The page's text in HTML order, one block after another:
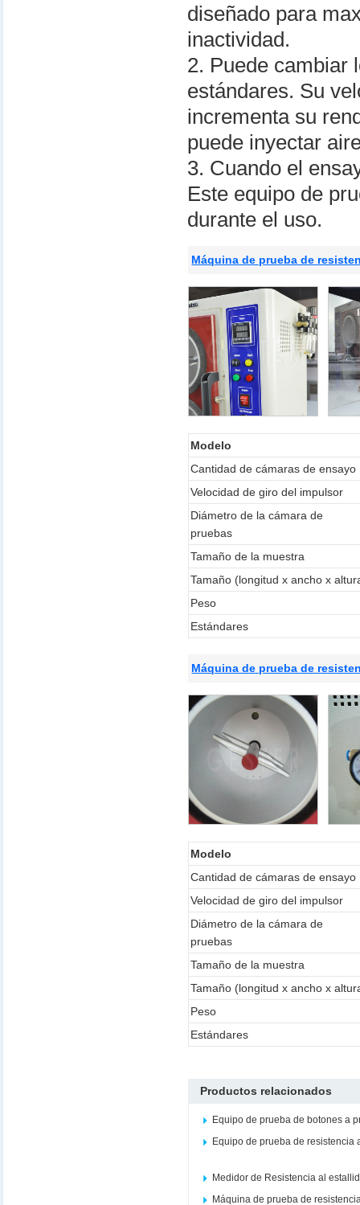
diseñado para
inactividad.
2. Puede cambiar
estándares. Su
incrementa su
puede inyectar
3. Cuando el
Este equipo de
durante el uso.
Máquina de prueba de
Modelo
Cantidad de cámaras de ensayo
Velocidad de giro del impulsor
Diámetro de la cámara de
pruebas
Tamaño de la muestra
Tamaño (longitud x ancho x
Peso
Estándares
Máquina de prueba de
Modelo
Cantidad de cámaras de ensayo
Velocidad de giro del impulsor
Diámetro de la cámara de
pruebas
Tamaño de la muestra
Tamaño (longitud x ancho x
Peso
Estándares
Productos relacionados
Equipo de prueba de botones a
Equipo de prueba de resistencia
Medidor de Resistencia al
Máquina de prueba de